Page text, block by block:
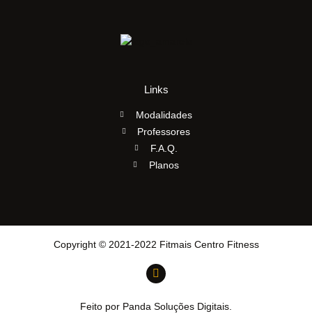
Links
Modalidades
Professores
F.A.Q.
Planos
Copyright © 2021-2022 Fitmais Centro Fitness
Feito por Panda Soluções Digitais.